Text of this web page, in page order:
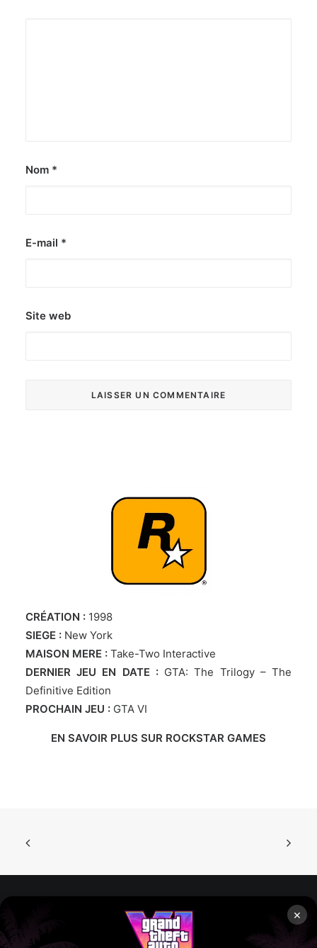
×
Nom *
E-mail *
Site web
CRÉATION : 1998
SIEGE : New York
MAISON MERE : Take-Two Interactive
DERNIER JEU EN DATE :GTA: The Trilogy – The
Definitive Edition
PROCHAIN JEU : GTA VI
EN SAVOIR PLUS SUR ROCKSTAR GAMES
Rockstar Mag’, Copyright © 2013-2026 – Tous droits réservés –